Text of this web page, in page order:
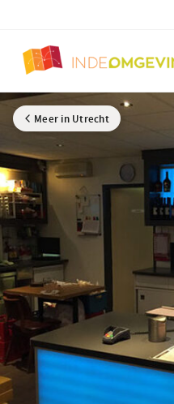
Meer in Utrecht